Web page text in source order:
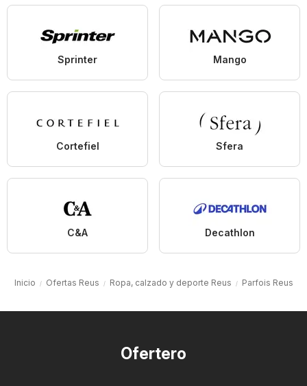
Sprinter Mango
Cortefiel Sfera
C&A Decathlon
Inicio Ofertas Reus Ropa, calzado y deporte Reus Parfois Reus
Ofertero